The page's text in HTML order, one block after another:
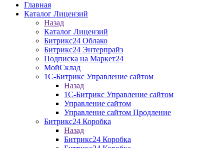
Главная
Каталог Лицензий
Назад
Каталог Лицензий
Битрикс24 Облако
Битрикс24 Энтерпрайз
Подписка на Маркет24
МойСклад
1С-Битрикс Управление сайтом
Назад
1С-Битрикс Управление сайтом
Управление cайтом
Управление сайтом Продление
Битрикс24 Коробка
Назад
Битрикс24 Коробка